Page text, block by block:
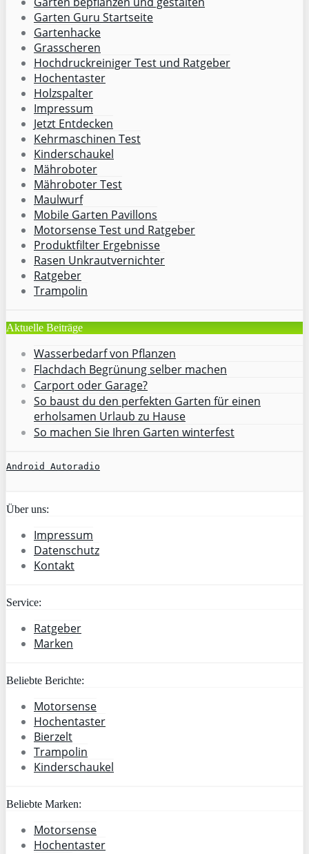
Garten Guru Startseite
Gartenhacke
Grasscheren
Hochdruckreiniger Test und Ratgeber
Hochentaster
Holzspalter
Impressum
Jetzt Entdecken
Kehrmaschinen Test
Kinderschaukel
Mähroboter
Mähroboter Test
Maulwurf
Mobile Garten Pavillons
Motorsense Test und Ratgeber
Produktfilter Ergebnisse
Rasen Unkrautvernichter
Ratgeber
Trampolin
Aktuelle Beiträge
Wasserbedarf von Pflanzen
Flachdach Begrünung selber machen
Carport oder Garage?
So baust du den perfekten Garten für einen
erholsamen Urlaub zu Hause
So machen Sie Ihren Garten winterfest
Android Autoradio
Über uns:
Impressum
Datenschutz
Kontakt
Service:
Ratgeber
Marken
Beliebte Berichte:
Motorsense
Hochentaster
Bierzelt
Trampolin
Kinderschaukel
Beliebte Marken:
Motorsense
Hochentaster